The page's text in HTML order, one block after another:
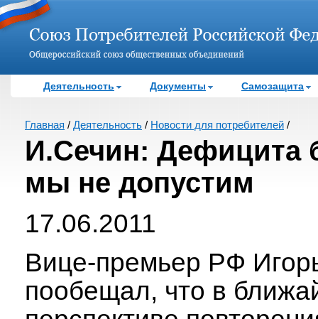
Деятельность Документы Самозащита
Главная / Деятельность / Новости для потребителей /
И.Сечин: Дефицита
мы не допустим
17.06.2011
Вице-премьер РФ
пообещал, что в